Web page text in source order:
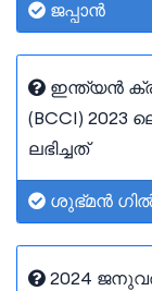
ജപ്പാൻ
ഇന്ത്യൻ
(BCCI) 2023
ലഭിച്ചത്
ശുഭ്‌മൻ
2024